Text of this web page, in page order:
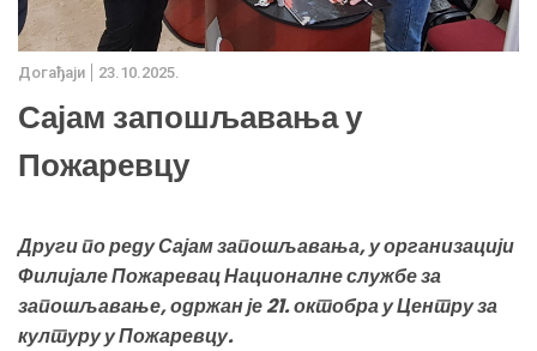
Дoгађаjи 23.10.2025.
Сајам запошљавања у
Пожаревцу
Други по реду Сајам запошљавања, у организацији
Филијале Пожаревац Националне службе за
запошљавање, одржан је 21. октобра у Центру за
културу у Пожаревцу.